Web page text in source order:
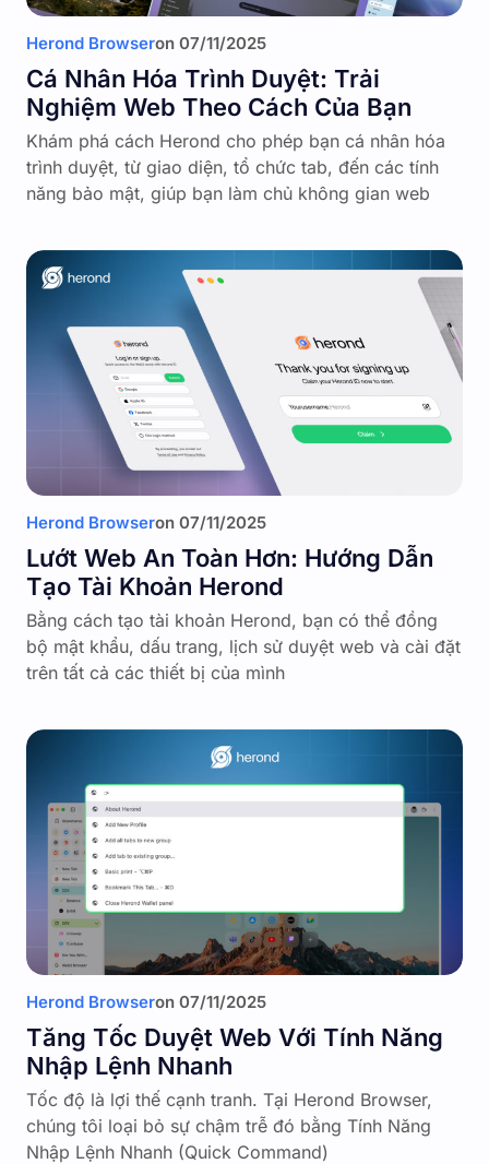
Herond Browseron 07/11/2025
Cá Nhân Hóa Trình Duyệt: Trải
Nghiệm Web Theo Cách Của Bạn
Khám phá cách Herond cho phép bạn cá nhân hóa
trình duyệt, từ giao diện, tổ chức tab, đến các tính
năng bảo mật, giúp bạn làm chủ không gian web
Herond Browseron 07/11/2025
Lướt Web An Toàn Hơn: Hướng Dẫn
Tạo Tài Khoản Herond
Bằng cách tạo tài khoản Herond, bạn có thể đồng
bộ mật khẩu, dấu trang, lịch sử duyệt web và cài đặt
trên tất cả các thiết bị của mình
Herond Browseron 07/11/2025
Tăng Tốc Duyệt Web Với Tính Năng
Nhập Lệnh Nhanh
Tốc độ là lợi thế cạnh tranh. Tại Herond Browser,
chúng tôi loại bỏ sự chậm trễ đó bằng Tính Năng
Nhập Lệnh Nhanh (Quick Command)